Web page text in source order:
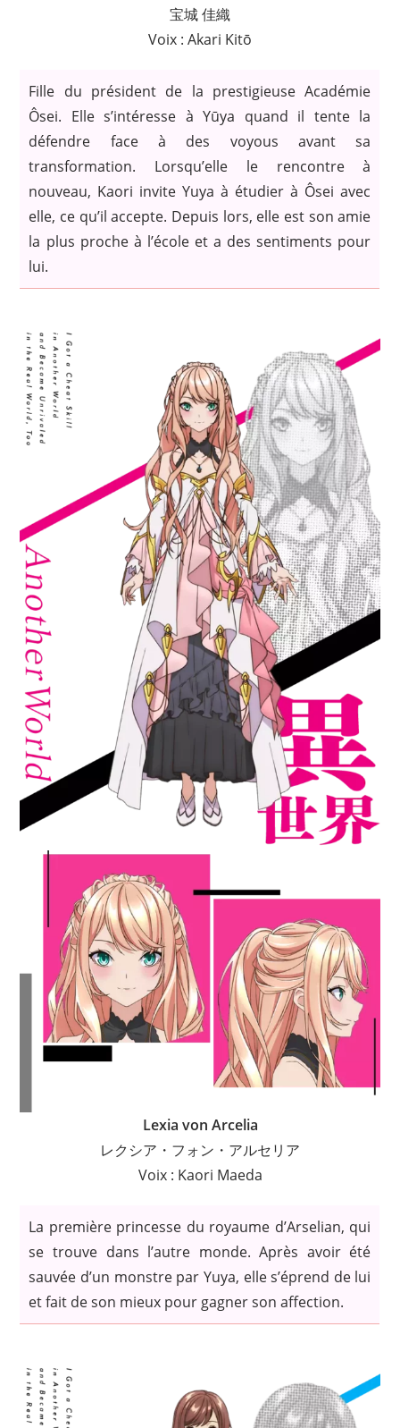
宝城 佳織
Voix : Akari Kitō
Fille du président de la prestigieuse Académie
Ôsei. Elle s’intéresse à Yūya quand il tente la
défendre face à des voyous avant sa
transformation. Lorsqu’elle le rencontre à
nouveau, Kaori invite Yuya à étudier à Ôsei avec
elle, ce qu’il accepte. Depuis lors, elle est son amie
la plus proche à l’école et a des sentiments pour
lui.
Lexia von Arcelia
レクシア・フォン・アルセリア
Voix : Kaori Maeda
La première princesse du royaume d’Arselian, qui
se trouve dans l’autre monde. Après avoir été
sauvée d’un monstre par Yuya, elle s’éprend de lui
et fait de son mieux pour gagner son affection.